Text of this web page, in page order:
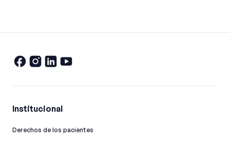
Institucional
Derechos de los pacientes